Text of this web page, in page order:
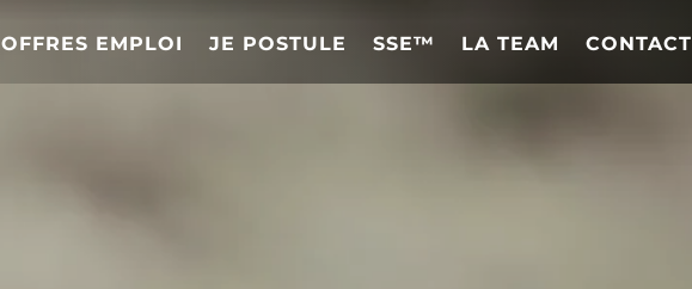
OFFRES EMPLOI JE POSTULE SSE™ LA TEAM CONTACT